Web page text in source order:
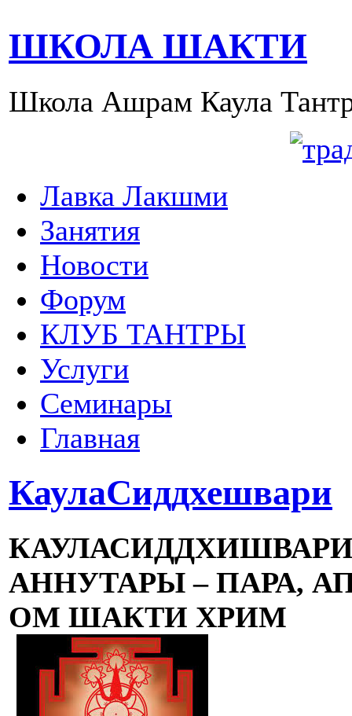
ШКОЛА ШАКТИ
Школа Ашрам Каула
Лавка Лакшми
Занятия
Новости
Форум
КЛУБ ТАНТРЫ
Услуги
Семинары
Главная
КаулаСиддхешвари
АННУТАРЫ – ПАРА,
ОМ ШАКТИ ХРИМ